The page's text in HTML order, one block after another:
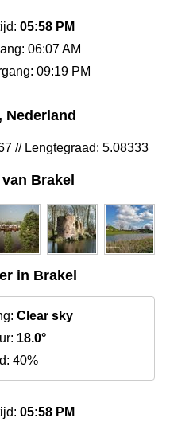
05:58 PM
06:07 AM
09:19 PM
Nederland
// Lengtegraad: 5.08333
Brakel
in Brakel
Clear sky
18.0°
40%
05:58 PM